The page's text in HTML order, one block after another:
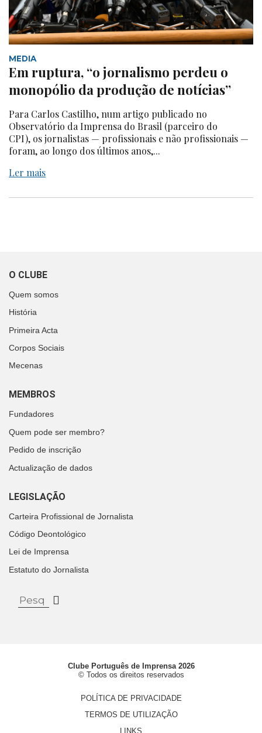
MEDIA
Em ruptura, “o jornalismo perdeu o
monopólio da produção de notícias”
Para Carlos Castilho, num artigo publicado no
Observatório da Imprensa do Brasil (parceiro do
CPI), os jornalistas — profissionais e não profissionais —
foram, ao longo dos últimos anos,...
Ler mais
O CLUBE
Quem somos
História
Primeira Acta
Corpos Sociais
Mecenas
MEMBROS
Fundadores
Quem pode ser membro?
Pedido de inscrição
Actualização de dados
LEGISLAÇÃO
Carteira Profissional de Jornalista
Código Deontológico
Lei de Imprensa
Estatuto do Jornalista
Clube Português de Imprensa 2026
© Todos os direitos reservados
POLÍTICA DE PRIVACIDADE
TERMOS DE UTILIZAÇÃO
LINKS